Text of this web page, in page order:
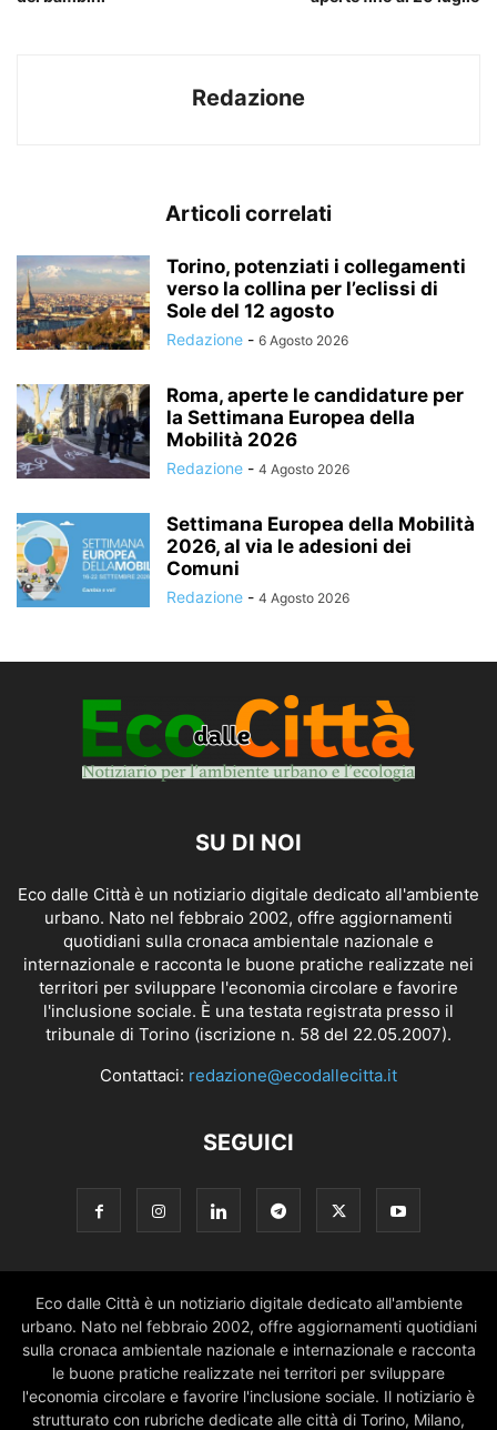
Redazione
Articoli correlati
Torino, potenziati i collegamenti
verso la collina per l’eclissi di
Sole del 12 agosto
Redazione - 6 Agosto 2026
Roma, aperte le candidature per
la Settimana Europea della
Mobilità 2026
Redazione - 4 Agosto 2026
Settimana Europea della Mobilità
2026, al via le adesioni dei
Comuni
Redazione - 4 Agosto 2026
SU DI NOI
Eco dalle Città è un notiziario digitale dedicato all'ambiente
urbano. Nato nel febbraio 2002, offre aggiornamenti
quotidiani sulla cronaca ambientale nazionale e
internazionale e racconta le buone pratiche realizzate nei
territori per sviluppare l'economia circolare e favorire
l'inclusione sociale. È una testata registrata presso il
tribunale di Torino (iscrizione n. 58 del 22.05.2007).
Contattaci: redazione@ecodallecitta.it
SEGUICI
Eco dalle Città è un notiziario digitale dedicato all'ambiente
urbano. Nato nel febbraio 2002, offre aggiornamenti quotidiani
sulla cronaca ambientale nazionale e internazionale e racconta
le buone pratiche realizzate nei territori per sviluppare
l'economia circolare e favorire l'inclusione sociale. Il notiziario è
strutturato con rubriche dedicate alle città di Torino, Milano,